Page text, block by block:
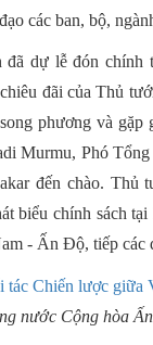
các ban, bộ,
dự lễ đón chính
đãi của Thủ
phương và
Murmu, Phó
đến chào. Thủ
biểu chính sách
- Ấn Độ, tiếp các
nước Cộng hòa